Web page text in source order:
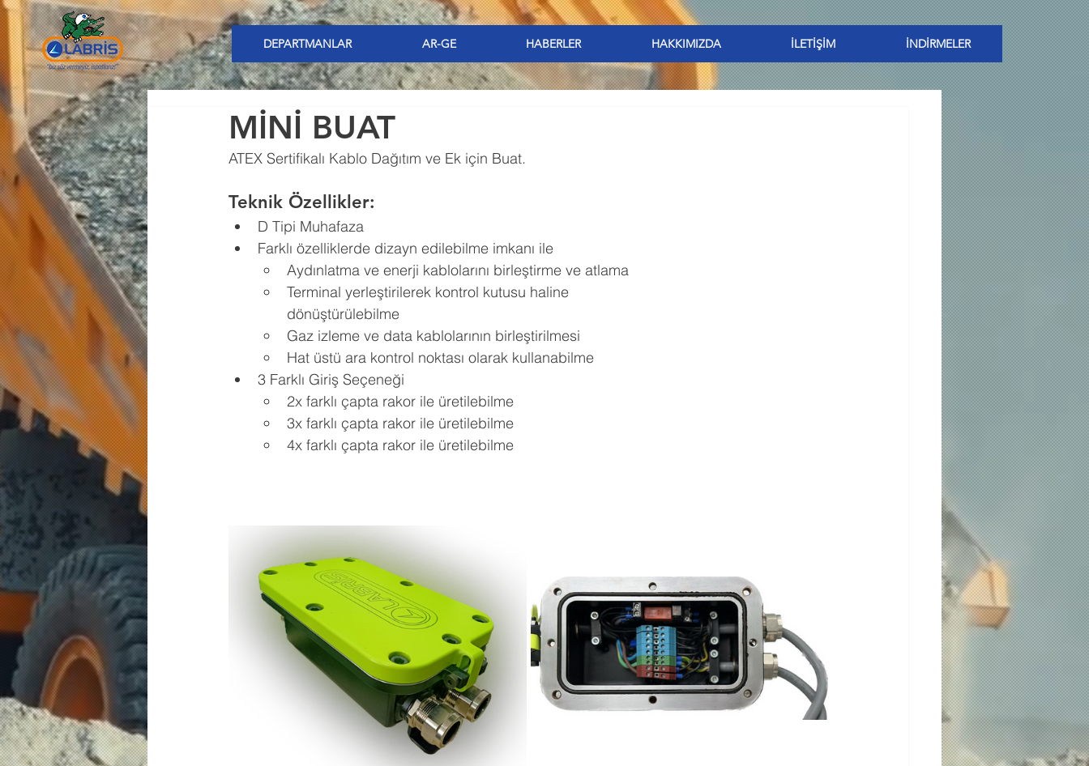
DEPARTMANLAR AR-GE HABERLER HAKKIMIZDA İLETİŞİM İNDİRMELER
MİNİ BUAT
ATEX Sertifikalı Kablo Dağıtım ve Ek için Buat.
Teknik Özellikler:
D Tipi Muhafaza
Farklı özelliklerde dizayn edilebilme imkanı ile
Aydınlatma ve enerji kablolarını birleştirme ve atlama
Terminal yerleştirilerek kontrol kutusu haline
dönüştürülebilme
Gaz izleme ve data kablolarının birleştirilmesi
Hat üstü ara kontrol noktası olarak kullanabilme
3 Farklı Giriş Seçeneği
2x farklı çapta rakor ile üretilebilme
3x farklı çapta rakor ile üretilebilme
4x farklı çapta rakor ile üretilebilme